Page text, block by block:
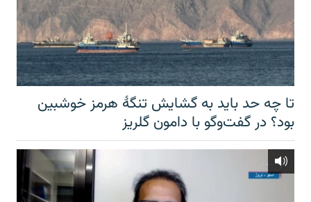
تا چه حد باید به گشایش تنگهٔ هرمز خوشبین
بود؟ در گفت‌وگو با دامون گلریز